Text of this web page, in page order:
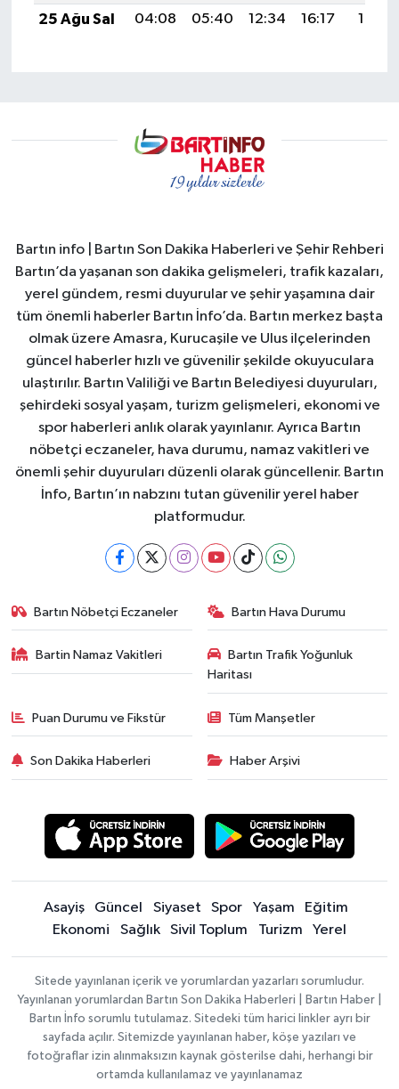
25 Ağu Sal
04:08 05:40 12:34 16:17 19:17
Bartın info | Bartın Son Dakika Haberleri ve Şehir Rehberi
Bartın’da yaşanan son dakika gelişmeleri, trafik kazaları,
yerel gündem, resmi duyurular ve şehir yaşamına dair
tüm önemli haberler Bartın İnfo’da. Bartın merkez başta
olmak üzere Amasra, Kurucaşile ve Ulus ilçelerinden
güncel haberler hızlı ve güvenilir şekilde okuyuculara
ulaştırılır. Bartın Valiliği ve Bartın Belediyesi duyuruları,
şehirdeki sosyal yaşam, turizm gelişmeleri, ekonomi ve
spor haberleri anlık olarak yayınlanır. Ayrıca Bartın
nöbetçi eczaneler, hava durumu, namaz vakitleri ve
önemli şehir duyuruları düzenli olarak güncellenir. Bartın
İnfo, Bartın’ın nabzını tutan güvenilir yerel haber
platformudur.
Bartın Nöbetçi Eczaneler Bartın Hava Durumu
Bartin Namaz Vakitleri
Bartın Trafik Yoğunluk
Haritası
Puan Durumu ve Fikstür Tüm Manşetler
Son Dakika Haberleri Haber Arşivi
Asayiş Güncel Siyaset Spor Yaşam
Eğitim
Ekonomi
Sağlık Sivil Toplum Turizm Yerel
Sitede yayınlanan içerik ve yorumlardan yazarları sorumludur.
Yayınlanan yorumlardan Bartın Son Dakika Haberleri | Bartın Haber |
Bartın İnfo sorumlu tutulamaz. Sitedeki tüm harici linkler ayrı bir
sayfada açılır. Sitemizde yayınlanan haber, köşe yazıları ve
fotoğraflar izin alınmaksızın kaynak gösterilse dahi, herhangi bir
ortamda kullanılamaz ve yayınlanamaz